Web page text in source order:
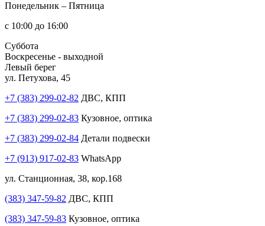
Понедельник – Пятница
с 10:00 до 16:00
Суббота
Воскресенье - выходной
Левый берег
ул. Петухова, 45
+7 (383) 299-02-82 ДВС, КПП
+7 (383) 299-02-83 Кузовное, оптика
+7 (383) 299-02-84 Детали подвески
+7 (913) 917-02-83 WhatsApp
ул. Станционная, 38, кор.168
(383) 347-59-82 ДВС, КПП
(383) 347-59-83 Кузовное, оптика